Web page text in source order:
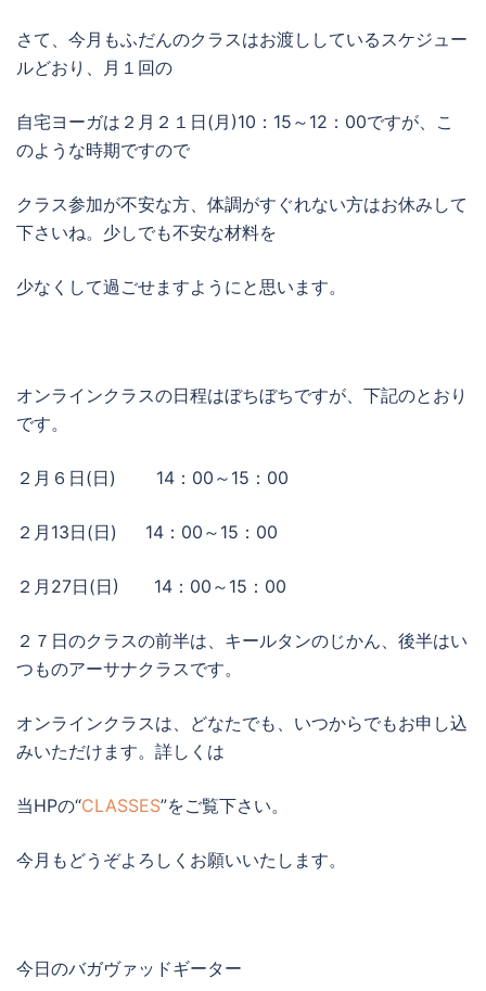
さて、今月もふだんのクラスはお渡ししているスケジュー
ルどおり、月１回の
自宅ヨーガは２月２１日(月)10：15～12：00ですが、こ
のような時期ですので
クラス参加が不安な方、体調がすぐれない方はお休みして
下さいね。少しでも不安な材料を
少なくして過ごせますようにと思います。
オンラインクラスの日程はぼちぼちですが、下記のとおり
です。
２月６日(日) 14：00～15：00
２月13日(日) 14：00～15：00
２月27日(日) 14：00～15：00
２７日のクラスの前半は、キールタンのじかん、後半はい
つものアーサナクラスです。
オンラインクラスは、どなたでも、いつからでもお申し込
みいただけます。詳しくは
当HPの“CLASSES”をご覧下さい。
今月もどうぞよろしくお願いいたします。
今日のバガヴァッドギーター